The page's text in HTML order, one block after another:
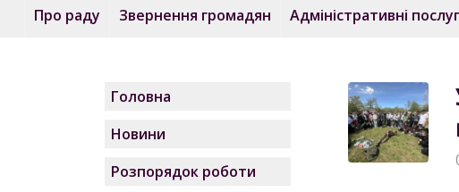
Про раду Звернення громадян Адміністративні
Головна
Новини
Розпорядок роботи